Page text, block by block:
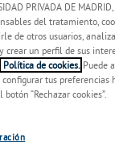
tu
te ofrecemos
humano.
PRIVADA DE
del tratamiento,
de otros usuarios,
crear un perfil de sus
Política de cookies. Puede
configurar tus
“Rechazar cookies”.